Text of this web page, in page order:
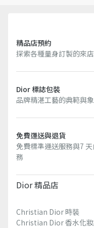
精品店預約
探索各種量身訂製的來
Dior 標誌包裝
品牌精湛工藝的典範與
免費運送與退貨
免費標準運送服務與7
務​
Dior 精品店
Christian Dior 時裝
Christian Dior 香水化